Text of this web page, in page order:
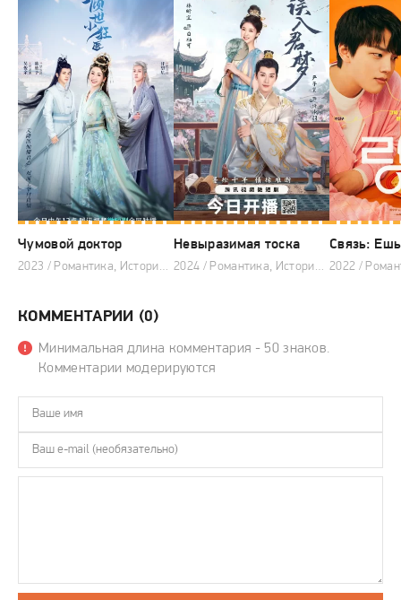
Чумовой доктор
2023 / Романтика, Исторический, Фэнтези, Китайские дорамы
Невыразимая тоска
2024 / Романтика, Исторический, Фэнтези, Китайские дорамы
КОММЕНТАРИИ (0)
Минимальная длина комментария - 50 знаков.
Комментарии модерируются